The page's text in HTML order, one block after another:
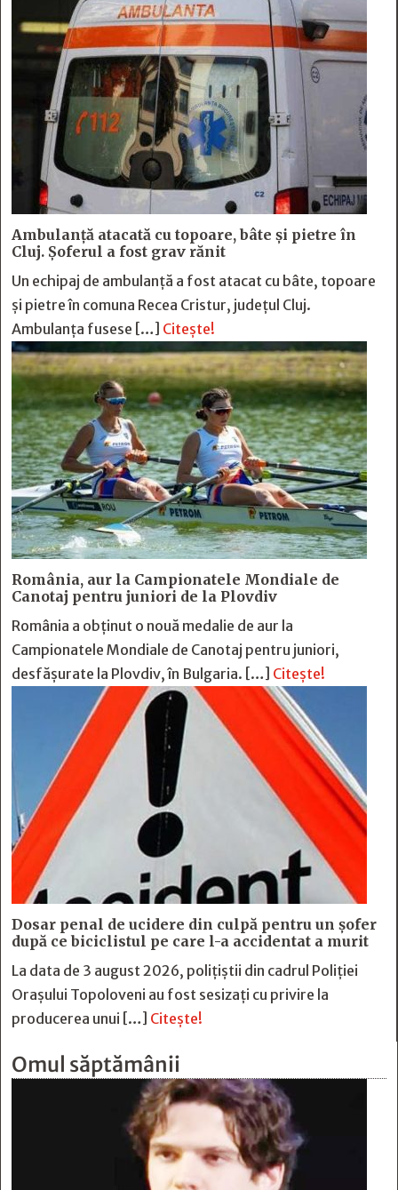
Ambulanță atacată cu topoare, bâte și pietre în
Cluj. Șoferul a fost grav rănit
Un echipaj de ambulanță a fost atacat cu bâte, topoare
și pietre în comuna Recea Cristur, județul Cluj.
Ambulanța fusese […] Citește!
România, aur la Campionatele Mondiale de
Canotaj pentru juniori de la Plovdiv
România a obținut o nouă medalie de aur la
Campionatele Mondiale de Canotaj pentru juniori,
desfășurate la Plovdiv, în Bulgaria. […] Citește!
Dosar penal de ucidere din culpă pentru un șofer
după ce biciclistul pe care l-a accidentat a murit
La data de 3 august 2026, polițiștii din cadrul Poliției
Orașului Topoloveni au fost sesizați cu privire la
producerea unui […] Citește!
Omul săptămânii